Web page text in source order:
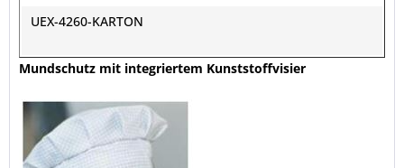
UEX-4260-KARTON
Mundschutz mit integriertem Kunststoffvisier